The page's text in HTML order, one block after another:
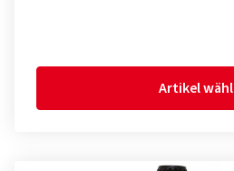
Artikel